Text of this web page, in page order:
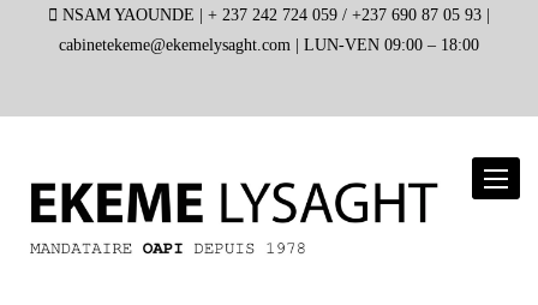
NSAM YAOUNDE | + 237 242 724 059 / +237 690 87 05 93 |
cabinetekeme@ekemelysaght.com | LUN-VEN 09:00 – 18:00